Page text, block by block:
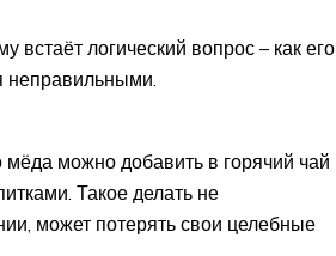
встаёт логический вопрос – как его
неправильными.
можно добавить в горячий чай
Такое делать не
может потерять свои целебные